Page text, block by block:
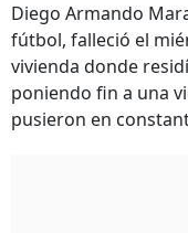
Diego Armando
fútbol, falleció el
vivienda donde
poniendo fin a una
pusieron en